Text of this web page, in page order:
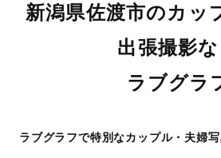
新潟県佐渡市のカッ
出張撮影な
ラブグラ
ラブグラフで特別なカップル・夫婦